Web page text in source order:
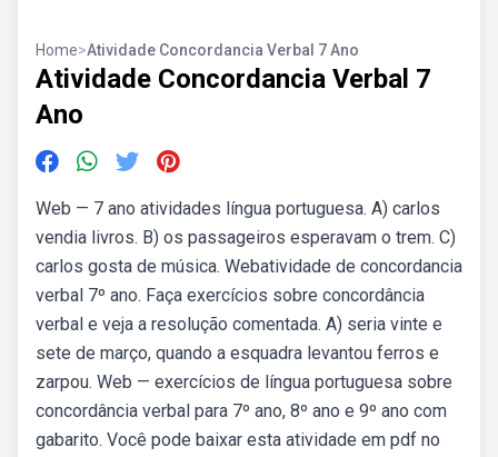
Home>Atividade Concordancia Verbal 7 Ano
Atividade Concordancia Verbal 7
Ano
Web — 7 ano atividades língua portuguesa. A) carlos
vendia livros. B) os passageiros esperavam o trem. C)
carlos gosta de música. Webatividade de concordancia
verbal 7º ano. Faça exercícios sobre concordância
verbal e veja a resolução comentada. A) seria vinte e
sete de março, quando a esquadra levantou ferros e
zarpou. Web — exercícios de língua portuguesa sobre
concordância verbal para 7º ano, 8º ano e 9º ano com
gabarito. Você pode baixar esta atividade em pdf no